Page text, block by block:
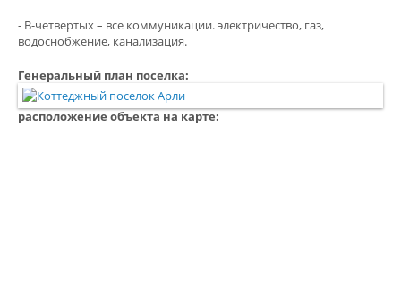
- В-четвертых – все коммуникации. электричество, газ,
водоснобжение, канализация.
Генеральный план поселка:
расположение объекта на карте: